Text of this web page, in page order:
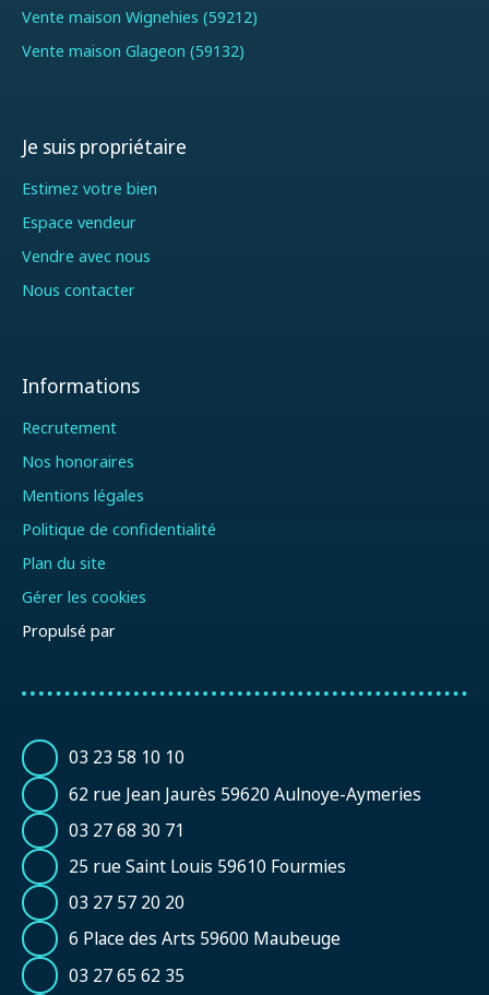
Vente maison Wignehies (59212)
Vente maison Glageon (59132)
Je suis propriétaire
Estimez votre bien
Espace vendeur
Vendre avec nous
Nous contacter
Informations
Recrutement
Nos honoraires
Mentions légales
Politique de confidentialité
Plan du site
Gérer les cookies
Propulsé par
03 23 58 10 10
62 rue Jean Jaurès 59620 Aulnoye-Aymeries
03 27 68 30 71
25 rue Saint Louis 59610 Fourmies
03 27 57 20 20
6 Place des Arts 59600 Maubeuge
03 27 65 62 35